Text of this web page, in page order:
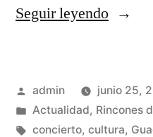
Seguir leyendo
Publicado
por
admin
junio 25,
Publicado
en
Actualidad, Rincones
Etiquetas:
concierto, cultura,